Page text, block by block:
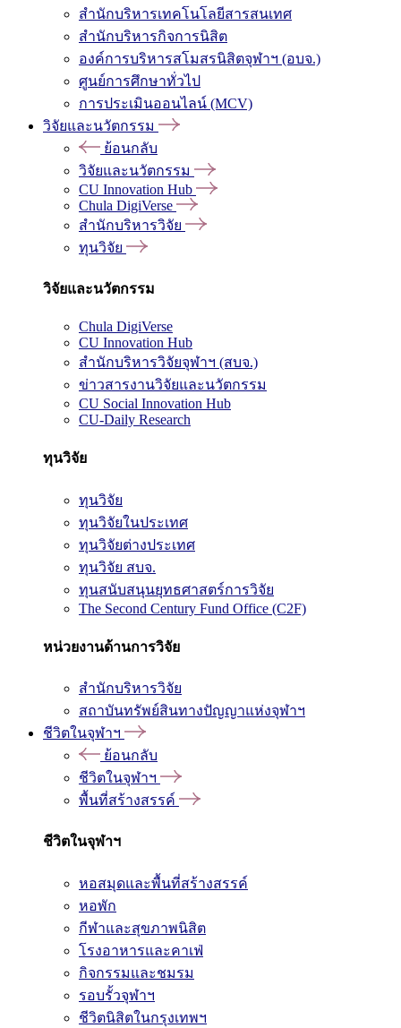
สำนักบริหารเทคโนโลยีสารสนเทศ
สำนักบริหารกิจการนิสิต
องค์การบริหารสโมสรนิสิตจุฬาฯ (อบจ.)
ศูนย์การศึกษาทั่วไป
การประเมินออนไลน์ (MCV)
วิจัยและนวัตกรรม
ย้อนกลับ
วิจัยและนวัตกรรม
CU Innovation Hub
Chula DigiVerse
สำนักบริหารวิจัย
ทุนวิจัย
วิจัยและนวัตกรรม
Chula DigiVerse
CU Innovation Hub
สำนักบริหารวิจัยจุฬาฯ (สบจ.)
ข่าวสารงานวิจัยและนวัตกรรม
CU Social Innovation Hub
CU-Daily Research
ทุนวิจัย
ทุนวิจัย
ทุนวิจัยในประเทศ
ทุนวิจัยต่างประเทศ
ทุนวิจัย สบจ.
ทุนสนับสนุนยุทธศาสตร์การวิจัย
The Second Century Fund Office (C2F)
หน่วยงานด้านการวิจัย
สำนักบริหารวิจัย
สถาบันทรัพย์สินทางปัญญาแห่งจุฬาฯ
ชีวิตในจุฬาฯ
ย้อนกลับ
ชีวิตในจุฬาฯ
พื้นที่สร้างสรรค์
ชีวิตในจุฬาฯ
หอสมุดและพื้นที่สร้างสรรค์
หอพัก
กีฬาและสุขภาพนิสิต
โรงอาหารและคาเฟ่
กิจกรรมและชมรม
รอบรั้วจุฬาฯ
ชีวิตนิสิตในกรุงเทพฯ